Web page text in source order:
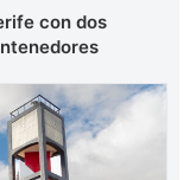
con dos